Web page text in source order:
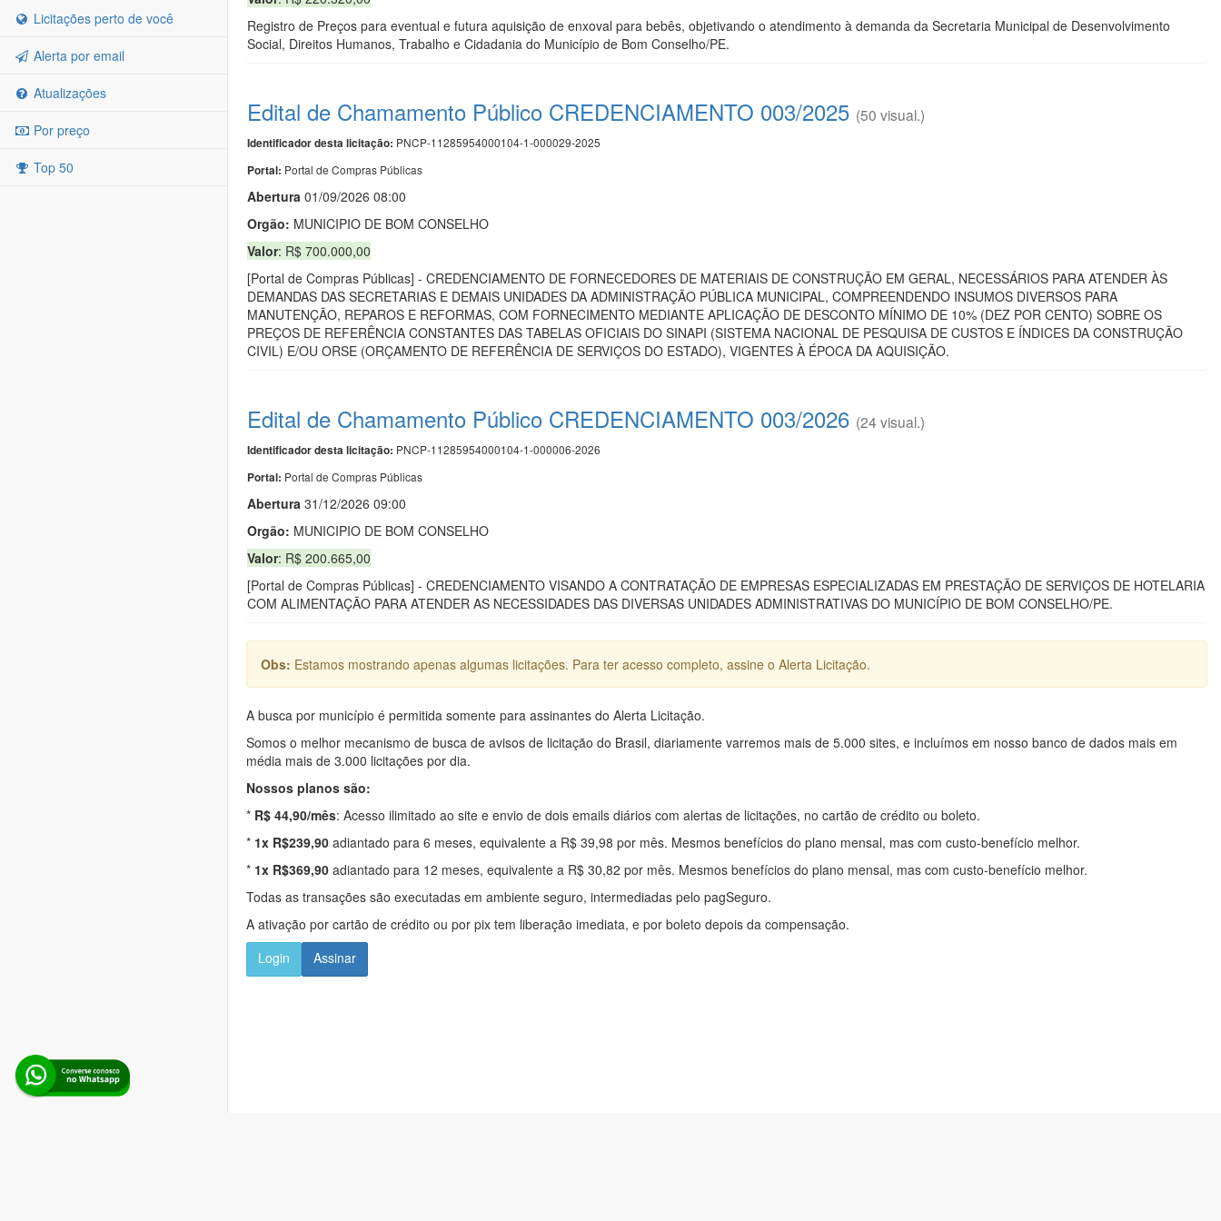
Licitações perto de você
Alerta por email
Atualizações
Por preço
Top 50
Registro de Preços para eventual e futura aquisição de enxoval para bebês, objetivando o atendimento à demanda da Secretaria Municipal de Desenvolvimento
Social, Direitos Humanos, Trabalho e Cidadania do Município de Bom Conselho/PE.
Edital de Chamamento Público CREDENCIAMENTO 003/2025 (50 visual.)
Identificador desta licitação: PNCP-11285954000104-1-000029-2025
Portal: Portal de Compras Públicas
Abertura 01/09/2026 08:00
Orgão: MUNICIPIO DE BOM CONSELHO
Valor: R$ 700.000,00
[Portal de Compras Públicas] - CREDENCIAMENTO DE FORNECEDORES DE MATERIAIS DE CONSTRUÇÃO EM GERAL, NECESSÁRIOS PARA ATENDER ÀS
DEMANDAS DAS SECRETARIAS E DEMAIS UNIDADES DA ADMINISTRAÇÃO PÚBLICA MUNICIPAL, COMPREENDENDO INSUMOS DIVERSOS PARA
MANUTENÇÃO, REPAROS E REFORMAS, COM FORNECIMENTO MEDIANTE APLICAÇÃO DE DESCONTO MÍNIMO DE 10% (DEZ POR CENTO) SOBRE OS
PREÇOS DE REFERÊNCIA CONSTANTES DAS TABELAS OFICIAIS DO SINAPI (SISTEMA NACIONAL DE PESQUISA DE CUSTOS E ÍNDICES DA CONSTRUÇÃO
CIVIL) E/OU ORSE (ORÇAMENTO DE REFERÊNCIA DE SERVIÇOS DO ESTADO), VIGENTES À ÉPOCA DA AQUISIÇÃO.
Edital de Chamamento Público CREDENCIAMENTO 003/2026 (24 visual.)
Identificador desta licitação: PNCP-11285954000104-1-000006-2026
Portal: Portal de Compras Públicas
Abertura 31/12/2026 09:00
Orgão: MUNICIPIO DE BOM CONSELHO
Valor: R$ 200.665,00
[Portal de Compras Públicas] - CREDENCIAMENTO VISANDO A CONTRATAÇÃO DE EMPRESAS ESPECIALIZADAS EM PRESTAÇÃO DE SERVIÇOS DE HOTELARIA
COM ALIMENTAÇÃO PARA ATENDER AS NECESSIDADES DAS DIVERSAS UNIDADES ADMINISTRATIVAS DO MUNICÍPIO DE BOM CONSELHO/PE.
Obs: Estamos mostrando apenas algumas licitações. Para ter acesso completo, assine o Alerta Licitação.
A busca por município é permitida somente para assinantes do Alerta Licitação.
Somos o melhor mecanismo de busca de avisos de licitação do Brasil, diariamente varremos mais de 5.000 sites, e incluímos em nosso banco de dados mais em
média mais de 3.000 licitações por dia.
Nossos planos são:
* R$ 44,90/mês: Acesso ilimitado ao site e envio de dois emails diários com alertas de licitações, no cartão de crédito ou boleto.
* 1x R$239,90 adiantado para 6 meses, equivalente a R$ 39,98 por mês. Mesmos benefícios do plano mensal, mas com custo-benefício melhor.
* 1x R$369,90 adiantado para 12 meses, equivalente a R$ 30,82 por mês. Mesmos benefícios do plano mensal, mas com custo-benefício melhor.
Todas as transações são executadas em ambiente seguro, intermediadas pelo pagSeguro.
A ativação por cartão de crédito ou por pix tem liberação imediata, e por boleto depois da compensação.
Login
Assinar